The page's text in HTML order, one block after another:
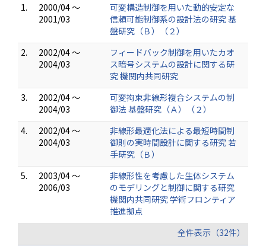
1.
2000/04 ～
2001/03
可変構造制御を用いた動的安定な
信頼可能制御系の設計法の研究 基
盤研究（Ｂ）（２）
2.
2002/04 ～
2004/03
フィードバック制御を用いたカオ
ス暗号システムの設計に関する研
究 機関内共同研究
3.
2002/04 ～
2004/03
可変拘束非線形複合システムの制
御法 基盤研究（Ａ）（２）
4.
2002/04 ～
2004/03
非線形最適化法による最短時間制
御則の実時間設計に関する研究 若
手研究（Ｂ）
5.
2003/04 ～
2006/03
非線形性を考慮した生体システム
のモデリングと制御に関する研究
機関内共同研究 学術フロンティア
推進拠点
全件表示（32件）